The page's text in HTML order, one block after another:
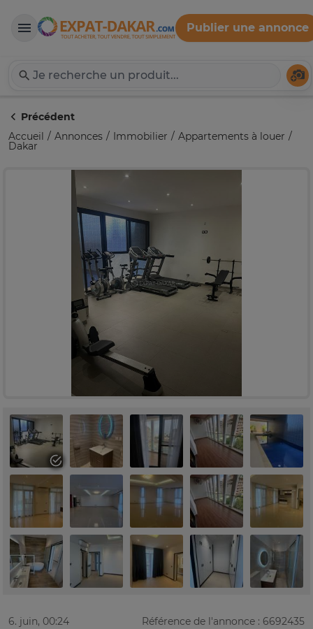
Expat-Dakar
Publier une annonce
Précédent
Accueil
Annonces Immobilier Appartements à louer
Dakar
6. juin, 00:24 Référence de l'annonce : 6692435